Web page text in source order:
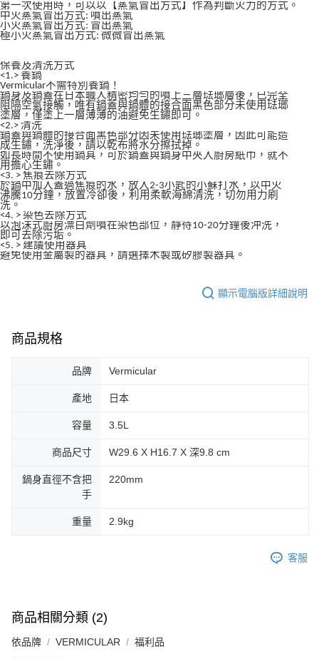
第一次使用時，可以以【蒸氣冒出方式】作為判斷火力的方式。
中火蒸氣冒出方式: 噴出蒸氣
小火蒸氣冒出方式: 冒出蒸氣
極小火蒸氣冒出方式: 微微冒出蒸氣
保養及清洗方式
<1.> 養鍋
Vermicular不需特別養鍋！
鍋身及鍋蓋在日本職人精密均勻的噴上三層琺瑯層後，已完全
阻隔空氣接觸，唯有鍋蓋與鍋體的接合面黑色部分未使用琺瑯
塗層，僅塗上一層薄薄的油避免生鏽即可。
<2.> 清洗
鍋蓋與鍋體的接合面黑色部分因未使用琺瑯塗層，因此可能造
成生鏽，洗淨後，請以乾布將水分擦拭掉。
如長時間不使用鍋具，可於鍋蓋與鍋身中夾入廚房紙巾，就不
用擔心生鏽。
<3. > 焦痕去除方式
於鍋中加入蓋過焦痕的水，放入2-3小匙的小蘇打水，以中火
沸騰10分鐘，放置冷卻後，利用柔軟海綿清洗，切勿用力刷
洗。
<4. > 染色去除方式
以泡沫式廚房漂白劑噴在染色部位，靜待10-20分鐘後沖洗，
即可去除污垢。
<5. > 建議使用器具
避免使用金屬製的器具，請選擇木製或矽膠製器具。
顯示電腦版詳細說明
商品規格
品牌 Vermicular
產地 日本
容量 3.5L
商品尺寸 W29.6 X H16.7 X 深9.8 cm
鍋身直徑不含把
手
220mm
重量 2.9kg
客服
商品相關分類 (2)
依品牌 VERMICULAR 福利品